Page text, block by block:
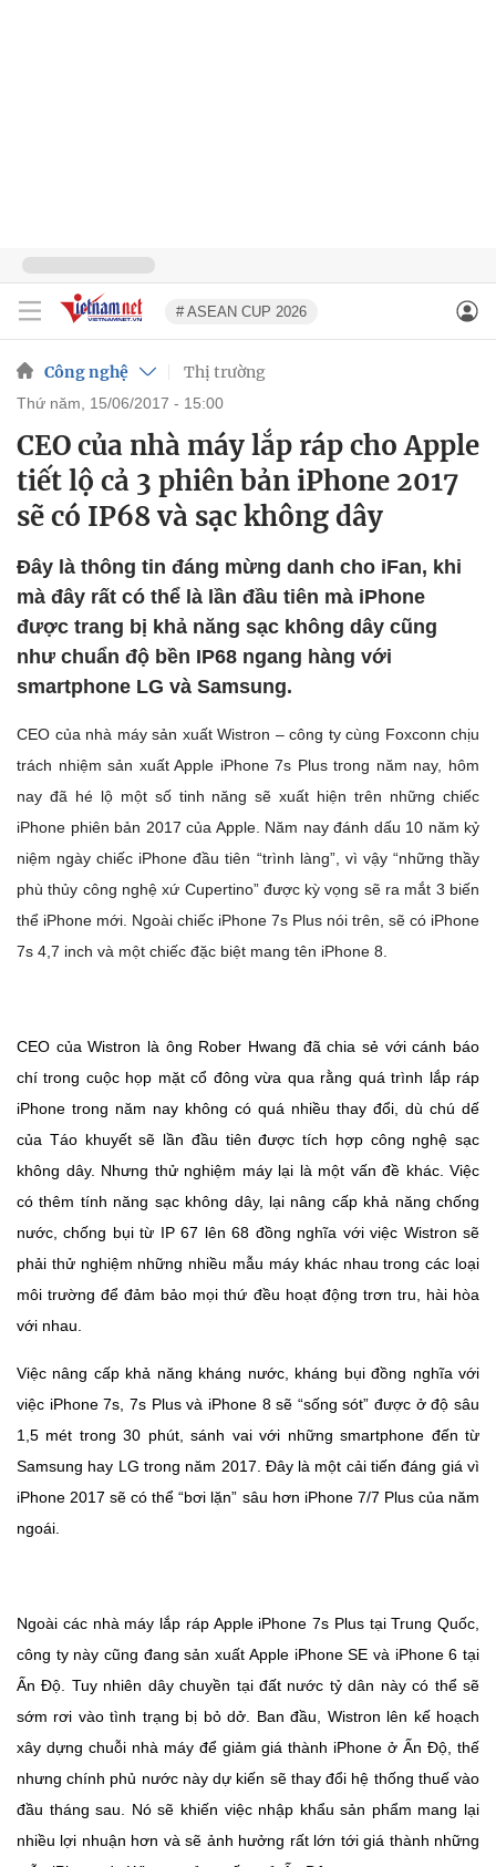
# ASEAN CUP 2026
Công nghệ Thị trường
thứ năm, 15/06/2017 - 15:00
CEO của nhà máy lắp ráp cho Apple
tiết lộ cả 3 phiên bản iPhone 2017
sẽ có IP68 và sạc không dây
Đây là thông tin đáng mừng danh cho iFan, khi
mà đây rất có thể là lần đầu tiên mà iPhone
được trang bị khả năng sạc không dây cũng
như chuẩn độ bền IP68 ngang hàng với
smartphone LG và Samsung.
CEO của nhà máy sản xuất Wistron – công ty cùng Foxconn chịu
trách nhiệm sản xuất Apple iPhone 7s Plus trong năm nay, hôm
nay đã hé lộ một số tinh năng sẽ xuất hiện trên những chiếc
iPhone phiên bản 2017 của Apple. Năm nay đánh dấu 10 năm kỷ
niệm ngày chiếc iPhone đầu tiên “trình làng”, vì vậy “những thầy
phù thủy công nghệ xứ Cupertino” được kỳ vọng sẽ ra mắt 3 biến
thể iPhone mới. Ngoài chiếc iPhone 7s Plus nói trên, sẽ có iPhone
7s 4,7 inch và một chiếc đặc biệt mang tên iPhone 8.
CEO của Wistron là ông Rober Hwang đã chia sẻ với cánh báo
chí trong cuộc họp mặt cổ đông vừa qua rằng quá trình lắp ráp
iPhone trong năm nay không có quá nhiều thay đổi, dù chú dế
của Táo khuyết sẽ lần đầu tiên được tích hợp công nghệ sạc
không dây. Nhưng thử nghiệm máy lại là một vấn đề khác. Việc
có thêm tính năng sạc không dây, lại nâng cấp khả năng chống
nước, chống bụi từ IP 67 lên 68 đồng nghĩa với việc Wistron sẽ
phải thử nghiệm những nhiều mẫu máy khác nhau trong các loại
môi trường để đảm bảo mọi thứ đều hoạt động trơn tru, hài hòa
với nhau.
Việc nâng cấp khả năng kháng nước, kháng bụi đồng nghĩa với
việc iPhone 7s, 7s Plus và iPhone 8 sẽ “sống sót” được ở độ sâu
1,5 mét trong 30 phút, sánh vai với những smartphone đến từ
Samsung hay LG trong năm 2017. Đây là một cải tiến đáng giá vì
iPhone 2017 sẽ có thể “bơi lặn” sâu hơn iPhone 7/7 Plus của năm
ngoái.
Ngoài các nhà máy lắp ráp Apple iPhone 7s Plus tại Trung Quốc,
công ty này cũng đang sản xuất Apple iPhone SE và iPhone 6 tại
Ấn Độ. Tuy nhiên dây chuyền tại đất nước tỷ dân này có thể sẽ
sớm rơi vào tình trạng bị bỏ dở. Ban đầu, Wistron lên kế hoạch
xây dựng chuỗi nhà máy để giảm giá thành iPhone ở Ấn Độ, thế
nhưng chính phủ nước này dự kiến sẽ thay đổi hệ thống thuế vào
đầu tháng sau. Nó sẽ khiến việc nhập khẩu sản phẩm mang lại
nhiều lợi nhuận hơn và sẽ ảnh hưởng rất lớn tới giá thành những